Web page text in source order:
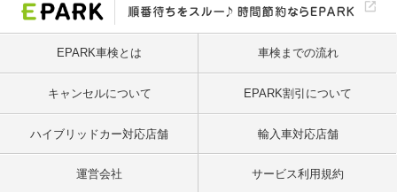
EPARK車検とは 車検までの流れ
キャンセルについて EPARK割引について
ハイブリッドカー対応店舗 輸入車対応店舗
運営会社 サービス利用規約